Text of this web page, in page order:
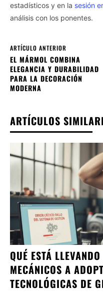
estadísticos y en la sesión
análisis con los ponentes.
ARTÍCULO ANTERIOR
EL MÁRMOL COMBINA
ELEGANCIA Y DURABILIDAD
PARA LA DECORACIÓN
MODERNA
ARTÍCULOS
QUÉ ESTÁ
MECÁNICOS A
TECNOLÓGICAS DE